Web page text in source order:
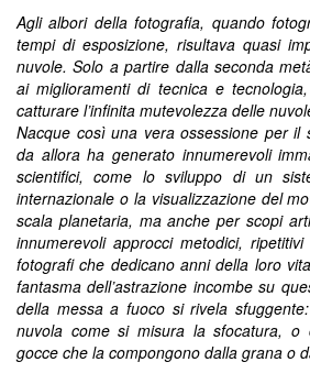
Agli albori della fotografia, quando
tempi di esposizione, risultava quasi
nuvole. Solo a partire dalla seconda
ai miglioramenti di tecnica e
catturare l’infinita mutevolezza delle
Nacque così una vera ossessione per il
da allora ha generato innumerevoli
scientifici, come lo sviluppo di un
internazionale o la visualizzazione del
scala planetaria, ma anche per scopi
innumerevoli approcci metodici,
fotografi che dedicano anni della loro
fantasma dell’astrazione incombe su
della messa a fuoco si rivela
nuvola come si misura la sfocatura, o
gocce che la compongono dalla grana o